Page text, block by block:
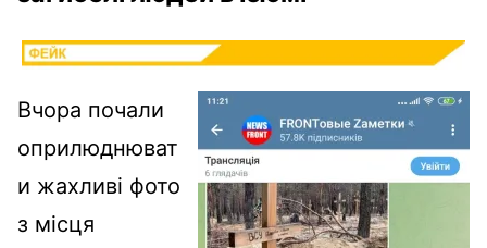
Вчора почали
оприлюднюват
и жахливі фото
з місця